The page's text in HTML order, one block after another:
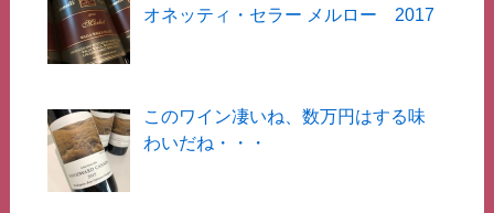
オネッティ・セラー メルロー 2017
このワイン凄いね、数万円はする味
わいだね・・・